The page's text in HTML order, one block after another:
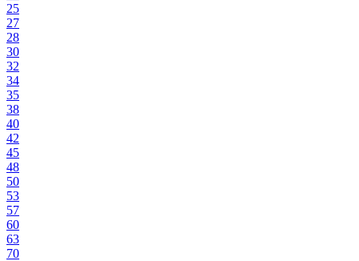
25
27
28
30
32
34
35
38
40
42
45
48
50
53
57
60
63
70